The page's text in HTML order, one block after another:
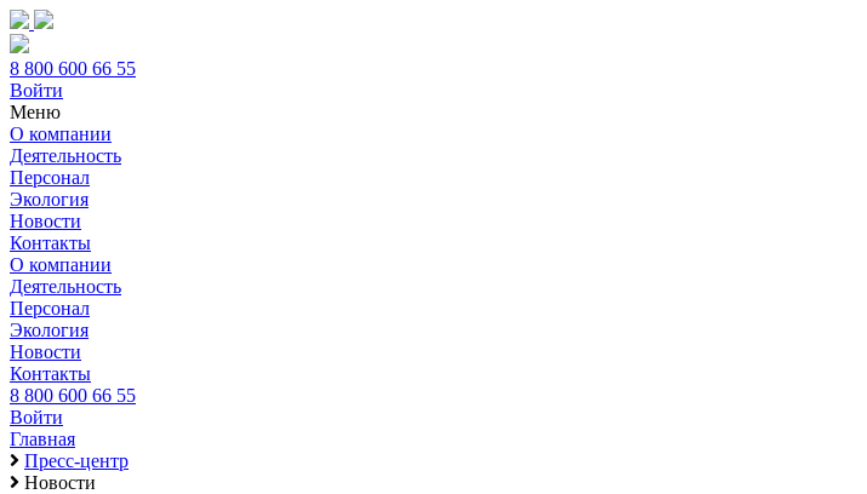
8 800 600 66 55
Войти
Меню
О компании
Деятельность
Персонал
Экология
Новости
Контакты
О компании
Деятельность
Персонал
Экология
Новости
Контакты
8 800 600 66 55
Войти
Главная
Пресс-центр
Новости